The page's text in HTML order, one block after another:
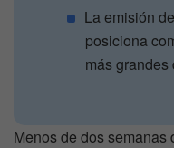
La emisión
posiciona
más
Menos de dos semanas